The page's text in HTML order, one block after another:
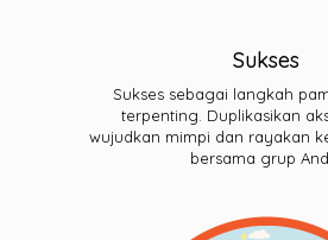
Sukses
Sukses sebagai langkah
terpenting. Duplikasikan
wujudkan mimpi dan rayakan
bersama grup